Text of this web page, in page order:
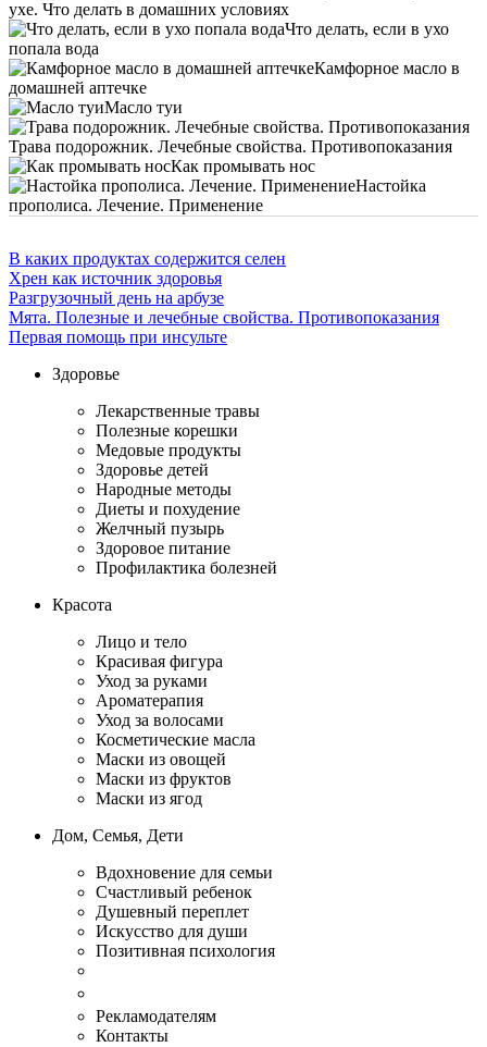
ухе. Что делать в домашних условиях
Что делать, если в ухо
попала вода
Камфорное масло в
домашней аптечке
Масло туи
Трава подорожник. Лечебные свойства. Противопоказания
Как промывать нос
Настойка
прополиса. Лечение. Применение
В каких продуктах содержится селен
Хрен как источник здоровья
Разгрузочный день на арбузе
Мята. Полезные и лечебные свойства. Противопоказания
Первая помощь при инсульте
Здоровье
Лекарственные травы
Полезные корешки
Медовые продукты
Здоровье детей
Народные методы
Диеты и похудение
Желчный пузырь
Здоровое питание
Профилактика болезней
Красота
Лицо и тело
Красивая фигура
Уход за руками
Ароматерапия
Уход за волосами
Косметические масла
Маски из овощей
Маски из фруктов
Маски из ягод
Дом, Семья, Дети
Вдохновение для семьи
Счастливый ребенок
Душевный переплет
Искусство для души
Позитивная психология
Рекламодателям
Контакты